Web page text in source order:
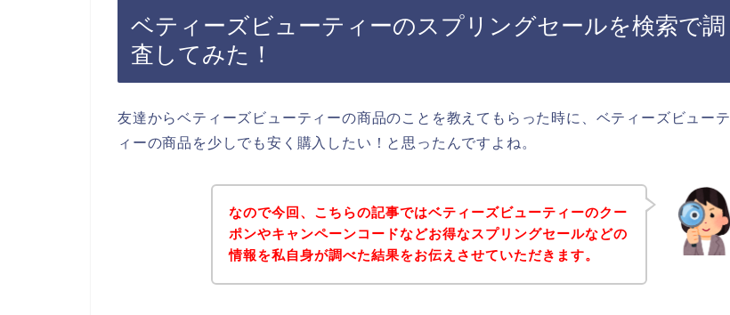
ベティーズビューティーのスプリングセールを検索で調
査してみた！
友達からベティーズビューティーの商品のことを教えてもらった時に、ベティーズビューテ
ィーの商品を少しでも安く購入したい！と思ったんですよね。
なので今回、こちらの記事ではベティーズビューティーのクー
ポンやキャンペーンコードなどお得なスプリングセールなどの
情報を私自身が調べた結果をお伝えさせていただきます。